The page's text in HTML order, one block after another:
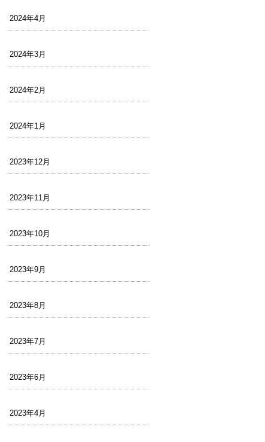
2024年4月
2024年3月
2024年2月
2024年1月
2023年12月
2023年11月
2023年10月
2023年9月
2023年8月
2023年7月
2023年6月
2023年4月